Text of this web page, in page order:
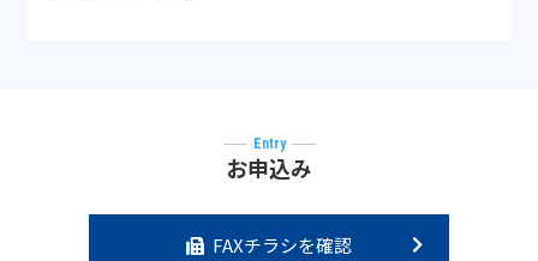
Entry
お申込み
FAXチラシを確認